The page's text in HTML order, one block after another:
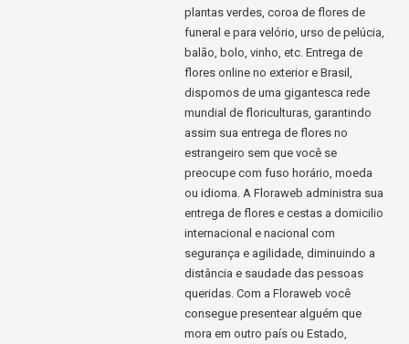
plantas verdes, coroa de flores de
funeral e para velório, urso de pelúcia,
balão, bolo, vinho, etc. Entrega de
flores online no exterior e Brasil,
dispomos de uma gigantesca rede
mundial de floriculturas, garantindo
assim sua entrega de flores no
estrangeiro sem que você se
preocupe com fuso horário, moeda
ou idioma. A Floraweb administra sua
entrega de flores e cestas a domicilio
internacional e nacional com
segurança e agilidade, diminuindo a
distância e saudade das pessoas
queridas. Com a Floraweb você
consegue presentear alguém que
mora em outro país ou Estado,